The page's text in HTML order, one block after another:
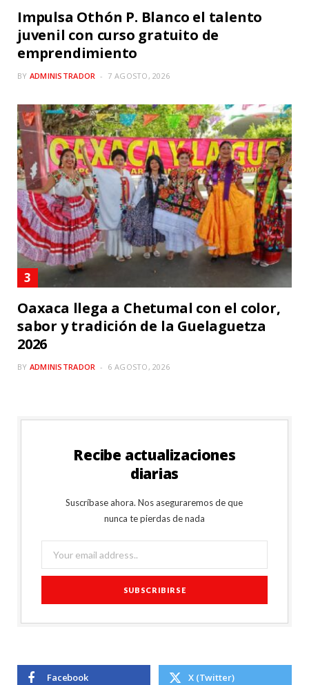
Impulsa Othón P. Blanco el talento
juvenil con curso gratuito de
emprendimiento
BY ADMINISTRADOR 7 AGOSTO, 2026
Oaxaca llega a Chetumal con el color,
sabor y tradición de la Guelaguetza
2026
BY ADMINISTRADOR 6 AGOSTO, 2026
Recibe actualizaciones
diarias
Suscríbase ahora. Nos aseguraremos de que
nunca te pierdas de nada
Facebook X (Twitter)